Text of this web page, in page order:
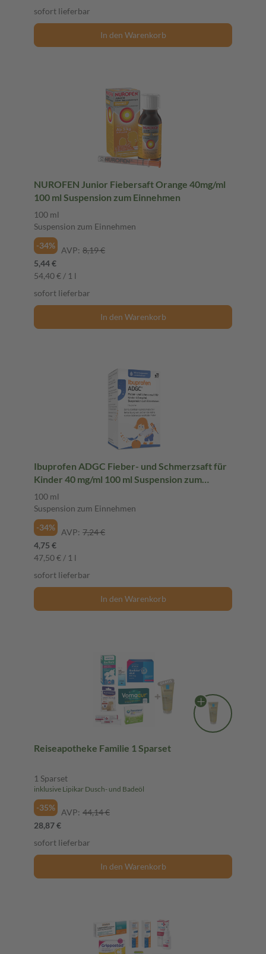
sofort lieferbar
In den Warenkorb
NUROFEN Junior Fiebersaft Orange 40mg/ml
100 ml Suspension zum Einnehmen
100 ml
Suspension zum Einnehmen
-34%
AVP: 8,19 €
5,44 €
54,40 € / 1 l
sofort lieferbar
In den Warenkorb
Ibuprofen ADGC Fieber- und Schmerzsaft für
Kinder 40 mg/ml 100 ml Suspension zum
Einnehmen
100 ml
Suspension zum Einnehmen
-34%
AVP: 7,24 €
4,75 €
47,50 € / 1 l
sofort lieferbar
In den Warenkorb
Reiseapotheke Familie 1 Sparset
1 Sparset
inklusive Lipikar Dusch- und Badeöl
-35% AVP: 44,14 €
28,87 €
sofort lieferbar
In den Warenkorb